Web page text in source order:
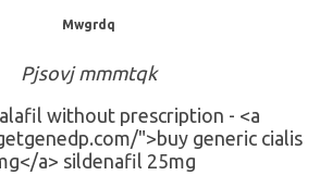
Mwgrdq
Pjsovj mmmtqk
without prescription - <a
">buy generic cialis
a> sildenafil 25mg